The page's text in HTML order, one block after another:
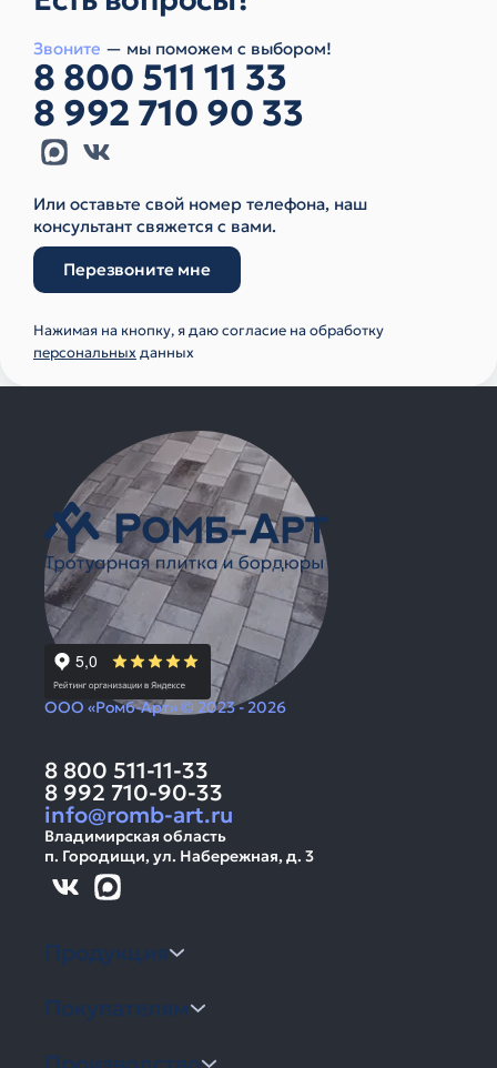
Звоните — мы поможем с выбором!
8 800 511 11 33
8 992 710 90 33
Или оставьте свой номер телефона, наш
консультант свяжется с вами.
Перезвоните мне
Нажимая на кнопку, я даю согласие на обработку
персональныхданных
ООО «Ромб-Арт» © 2023 - 2026
8 800 511-11-33
8 992 710-90-33
info@romb-art.ru
Владимирская область
п. Городищи, ул. Набережная, д. 3
Продукция
Покупателям